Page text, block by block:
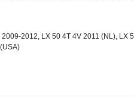
2012, LX 50 4T 4V 2011 (NL), LX